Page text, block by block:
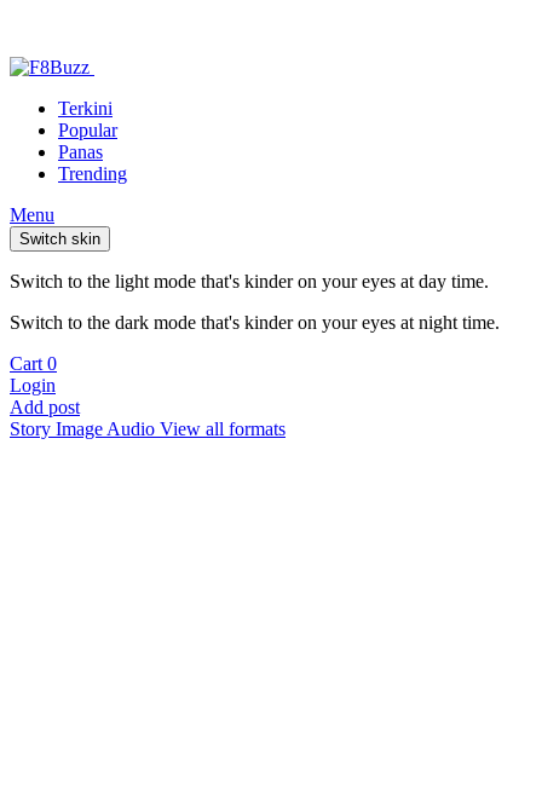
Terkini
Popular
Panas
Trending
Menu
Switch skin
Switch to the light mode that's kinder on your eyes at day time.
Switch to the dark mode that's kinder on your eyes at night time.
Cart 0
Login
Add post
Story Image Audio View all formats